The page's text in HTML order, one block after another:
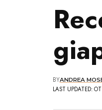
LAST UPDATED:
BYANDREA